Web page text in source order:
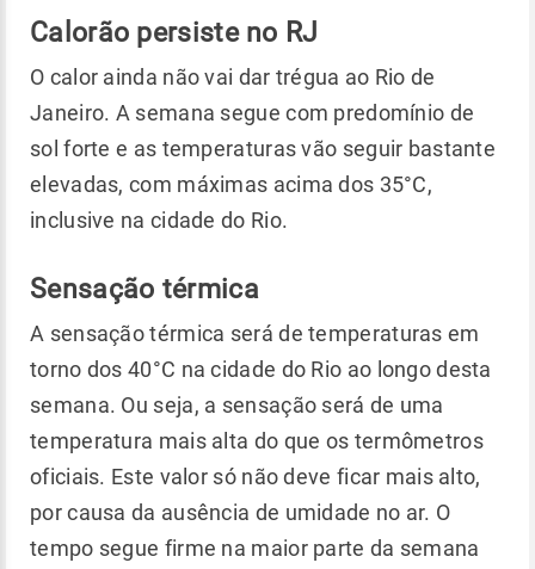
Calorão persiste no RJ
O calor ainda não vai dar trégua ao Rio de
Janeiro. A semana segue com predomínio de
sol forte e as temperaturas vão seguir bastante
elevadas, com máximas acima dos 35°C,
inclusive na cidade do Rio.
Sensação térmica
A sensação térmica será de temperaturas em
torno dos 40°C na cidade do Rio ao longo desta
semana. Ou seja, a sensação será de uma
temperatura mais alta do que os termômetros
oficiais. Este valor só não deve ficar mais alto,
por causa da ausência de umidade no ar. O
tempo segue firme na maior parte da semana